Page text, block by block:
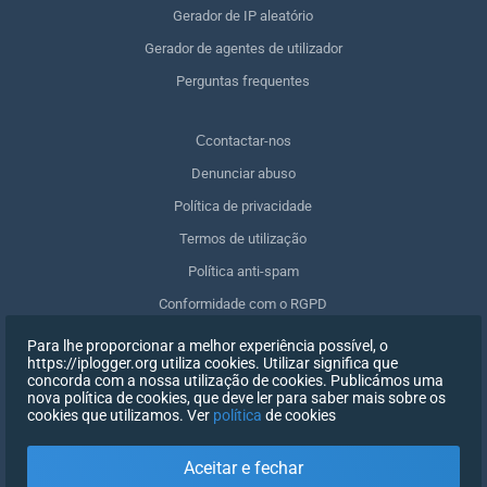
Gerador de IP aleatório
Gerador de agentes de utilizador
Perguntas frequentes
Сcontactar-nos
Denunciar abuso
Política de privacidade
Termos de utilização
Política anti-spam
Conformidade com o RGPD
Apagar os meus dados
Retirar o consentimento
Para lhe proporcionar a melhor experiência possível, o
https://iplogger.org utiliza cookies. Utilizar significa que
concorda com a nossa utilização de cookies. Publicámos uma
nova política de cookies, que deve ler para saber mais sobre os
cookies que utilizamos. Ver política de cookies
Aceitar e fechar